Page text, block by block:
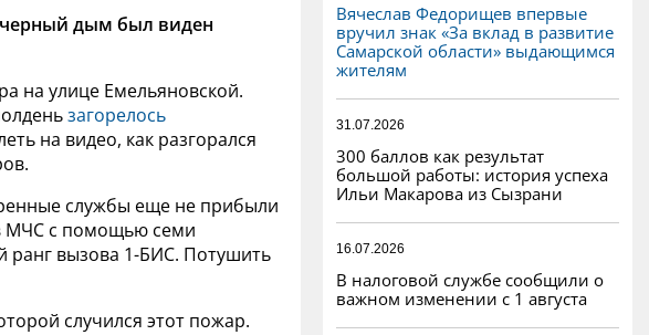
черный дым был виден
на улице Емельяновской.
загорелось
на видео, как разгорался
службы еще не прибыли
МЧС с помощью семи
вызова 1-БИС. Потушить
случился этот пожар.
Вячеслав Федорищев впервые
вручил знак «За вклад в развитие
Самарской области» выдающимся
жителям
31.07.2026
300 баллов как результат
большой работы: история успеха
Ильи Макарова из Сызрани
16.07.2026
В налоговой службе сообщили о
важном изменении с 1 августа